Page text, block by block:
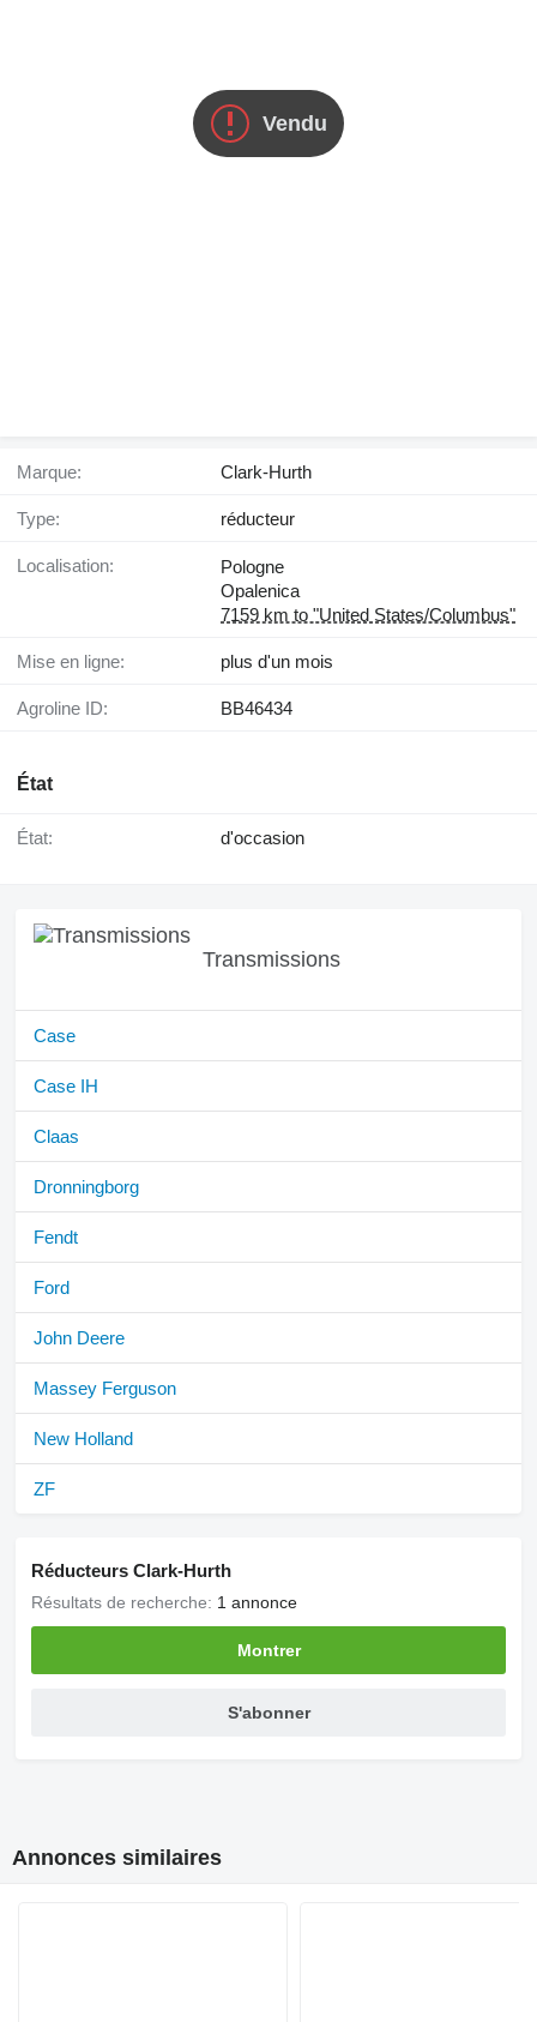
Vendu
Marque: Clark-Hurth
Type: réducteur
Localisation:
Pologne
Opalenica
7159 km to "United States/Columbus"
Mise en ligne: plus d'un mois
Agroline ID: BB46434
État
État: d'occasion
Transmissions
Case
Case IH
Claas
Dronningborg
Fendt
Ford
John Deere
Massey Ferguson
New Holland
ZF
Réducteurs Clark-Hurth
Résultats de recherche: 1 annonce
Montrer
S'abonner
Annonces similaires